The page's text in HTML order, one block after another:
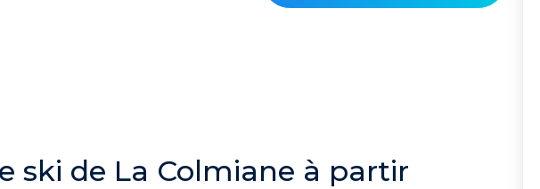
ski de La Colmiane à partir